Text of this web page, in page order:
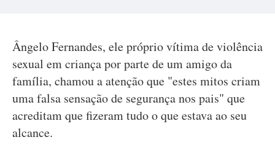
Ângelo Fernandes, ele próprio vítima de violência
sexual em criança por parte de um amigo da
família, chamou a atenção que "estes mitos criam
uma falsa sensação de segurança nos pais" que
acreditam que fizeram tudo o que estava ao seu
alcance.